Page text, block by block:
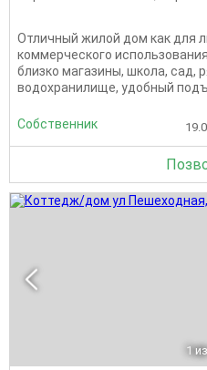
Отличный жилой дом как для
коммерческого
близко магазины, школа, сад,
водохранилище, удобный
Собственник
1